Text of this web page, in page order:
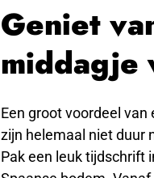
Geniet
middagje
Een groot voordeel
zijn helemaal niet duur
Pak een leuk tijdschrift